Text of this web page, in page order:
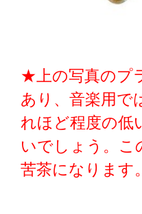
★上の写真のプ
あり、音楽用で
れほど程度の低
いでしょう。こ
苦茶になります。